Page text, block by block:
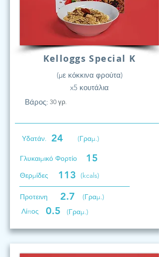
Kelloggs Special K
(με κόκκινα φρούτα)
x5 κουτάλια
Βάρος: 30 γρ.
Υδατάν. 24 (Γραμ.)
Γλυκαιμικό Φορτίο 15
Θερμίδες 113 (kcals)
Προτεινη 2.7
(Γραμ.)
Λίπος
0.5 (Γραμ.)